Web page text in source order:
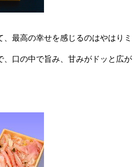
最高の幸せを感じるのはやはりミ
、口の中で旨み、甘みがドッと広が